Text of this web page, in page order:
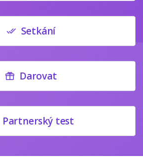
Setkání
Darovat
Partnerský test